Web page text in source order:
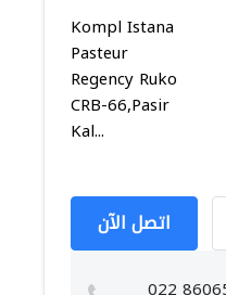
Kompl Istana
Pasteur
Regency Ruko
CRB-66,Pasir
Kal...
اتصل الآن